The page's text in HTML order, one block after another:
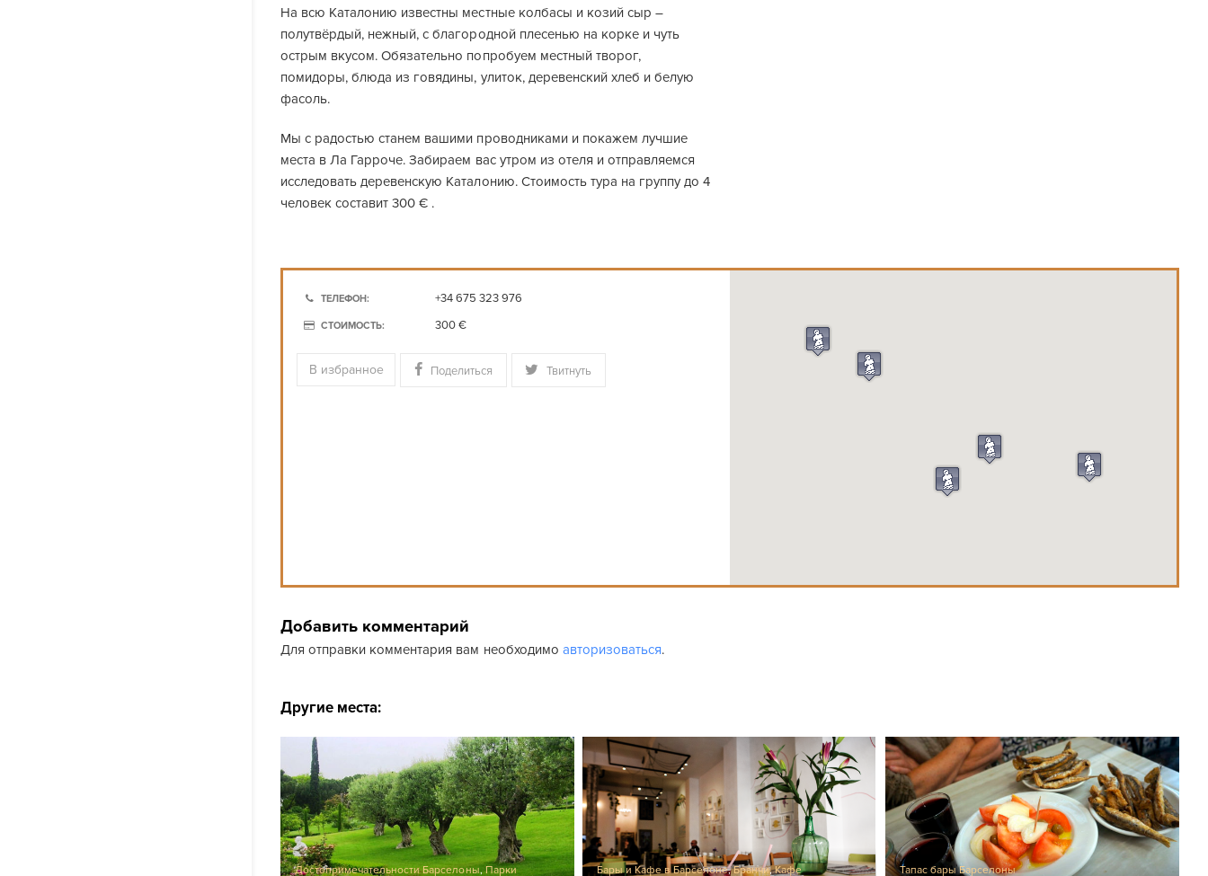
На всю Каталонию известны местные колбасы и козий сыр –
полутвёрдый, нежный, с благородной плесенью на корке и чуть
острым вкусом. Обязательно попробуем местный творог,
помидоры, блюда из говядины, улиток, деревенский хлеб и белую
фасоль.
Мы с радостью станем вашими проводниками и покажем лучшие
места в Ла Гарроче. Забираем вас утром из отеля и отправляемся
исследовать деревенскую Каталонию. Стоимость тура на группу до 4
человек составит 300 € .
ТЕЛЕФОН: +34 675 323 976
СТОИМОСТЬ: 300 €
В избранное Поделиться Твитнуть
Добавить комментарий
Для отправки комментария вам необходимо авторизоваться.
Другие места:
Достопримечательности Барселоны,Парки
Бары и Кафе в Барселоне,Бранчи,Кафе
Тапас бары Барселоны